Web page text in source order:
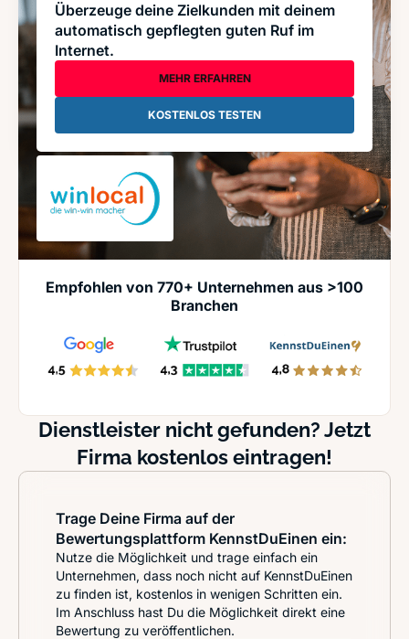
Überzeuge deine Zielkunden mit deinem
automatisch gepflegten guten Ruf im
Internet.
MEHR ERFAHREN
KOSTENLOS TESTEN
Empfohlen von 770+ Unternehmen aus >100
Branchen
Dienstleister nicht gefunden? Jetzt
Firma kostenlos eintragen!
Trage Deine Firma auf der
Bewertungsplattform KennstDuEinen ein:
Nutze die Möglichkeit und trage einfach ein
Unternehmen, dass noch nicht auf KennstDuEinen
zu finden ist, kostenlos in wenigen Schritten ein.
Im Anschluss hast Du die Möglichkeit direkt eine
Bewertung zu veröffentlichen.